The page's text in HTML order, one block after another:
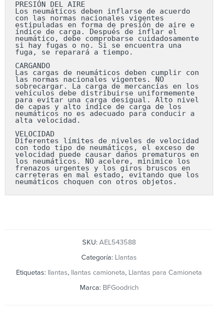
PRESIÓN DEL AIRE
Los neumáticos deben inflarse de acuerdo
con las normas nacionales vigentes
estipuladas en forma de presión de aire e
índice de carga. Después de inflar el
neumático, debe comprobarse cuidadosamente
si hay fugas o no. Si se encuentra una
fuga, se reparará a tiempo.
CARGANDO
Las cargas de neumáticos deben cumplir con
las normas nacionales vigentes. NO
sobrecargar. La carga de mercancías en los
vehículos debe distribuirse uniformemente
para evitar una carga desigual. Alto nivel
de capas y alto índice de carga de los
neumáticos no es adecuado para conducir a
alta velocidad.
VELOCIDAD
Diferentes límites de niveles de velocidad
con todo tipo de neumáticos, el exceso de
velocidad puede causar daños prematuros en
los neumáticos. NO acelere, minimice los
frenazos urgentes y los giros bruscos en
carreteras en mal estado, evitando que los
neumáticos choquen con otros objetos.
SKU: AEL543588
Categoría: Llantas
Etiquetas: llantas, llantas camioneta, Llantas para Camioneta
Marca: BFGoodrich